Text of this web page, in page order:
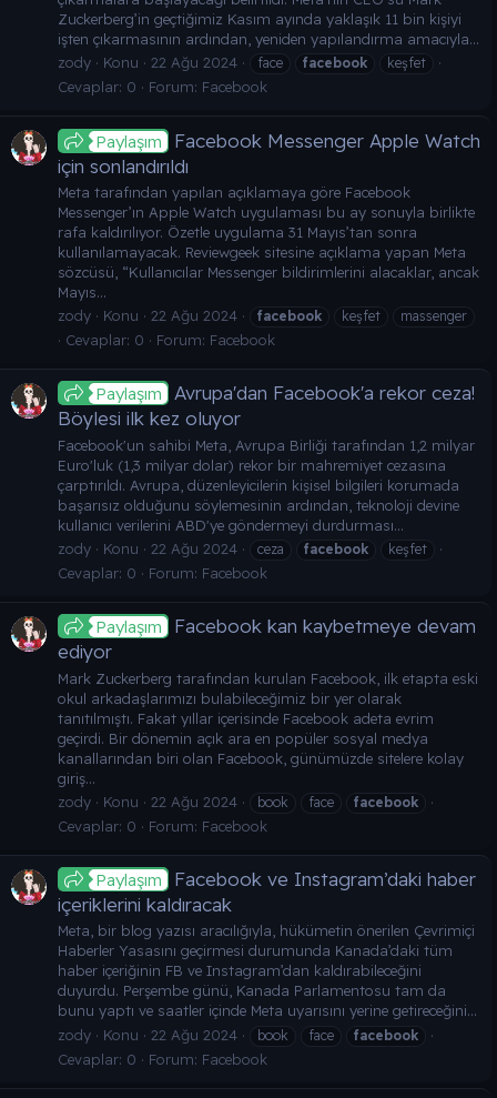
Zuckerberg’in geçtiğimiz Kasım ayında yaklaşık 11 bin kişiyi
işten çıkarmasının ardından, yeniden yapılandırma amacıyla...
zody
Konu 22 Ağu 2024 face facebook keşfet
Cevaplar: 0 Forum: Facebook
Paylaşım
Facebook Messenger Apple Watch
için sonlandırıldı
Meta tarafından yapılan açıklamaya göre Facebook
Messenger’ın Apple Watch uygulaması bu ay sonuyla birlikte
rafa kaldırılıyor. Özetle uygulama 31 Mayıs’tan sonra
kullanılamayacak. Reviewgeek sitesine açıklama yapan Meta
sözcüsü, “Kullanıcılar Messenger bildirimlerini alacaklar, ancak
Mayıs...
zody
Konu 22 Ağu 2024 facebook keşfet massenger
Cevaplar: 0 Forum: Facebook
Paylaşım
Avrupa'dan Facebook'a rekor ceza!
Böylesi ilk kez oluyor
Facebook'un sahibi Meta, Avrupa Birliği tarafından 1,2 milyar
Euro'luk (1,3 milyar dolar) rekor bir mahremiyet cezasına
çarptırıldı. Avrupa, düzenleyicilerin kişisel bilgileri korumada
başarısız olduğunu söylemesinin ardından, teknoloji devine
kullanıcı verilerini ABD'ye göndermeyi durdurması...
zody
Konu 22 Ağu 2024 ceza facebook keşfet
Cevaplar: 0 Forum: Facebook
Paylaşım
Facebook kan kaybetmeye devam
ediyor
Mark Zuckerberg tarafından kurulan Facebook, ilk etapta eski
okul arkadaşlarımızı bulabileceğimiz bir yer olarak
tanıtılmıştı. Fakat yıllar içerisinde Facebook adeta evrim
geçirdi. Bir dönemin açık ara en popüler sosyal medya
kanallarından biri olan Facebook, günümüzde sitelere kolay
giriş...
zody
Konu 22 Ağu 2024 book face facebook
Cevaplar: 0 Forum: Facebook
Paylaşım
Facebook ve Instagram’daki haber
içeriklerini kaldıracak
Meta, bir blog yazısı aracılığıyla, hükümetin önerilen Çevrimiçi
Haberler Yasasını geçirmesi durumunda Kanada’daki tüm
haber içeriğinin FB ve Instagram’dan kaldırabileceğini
duyurdu. Perşembe günü, Kanada Parlamentosu tam da
bunu yaptı ve saatler içinde Meta uyarısını yerine getireceğini...
zody
Konu 22 Ağu 2024 book face facebook
Cevaplar: 0 Forum: Facebook